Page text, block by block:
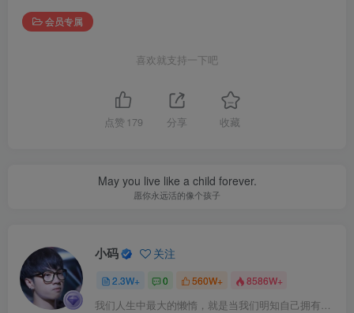
会员专属
喜欢就支持一下吧
点赞 179 分享 收藏
May you live like a child forever.
愿你永远活的像个孩子
小码 关注
2.3W+ 0 560W+ 8586W+
我们人生中最大的懒惰，就是当我们明知自己拥有作出选择的能力，却不去主动改变而是放任它的生活态度